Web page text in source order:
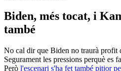
Biden, més tocat, i
també
No cal dir que Biden no traurà profit
Segurament les pressions perquè es
Però l'escenari s'ha fet també pitjor